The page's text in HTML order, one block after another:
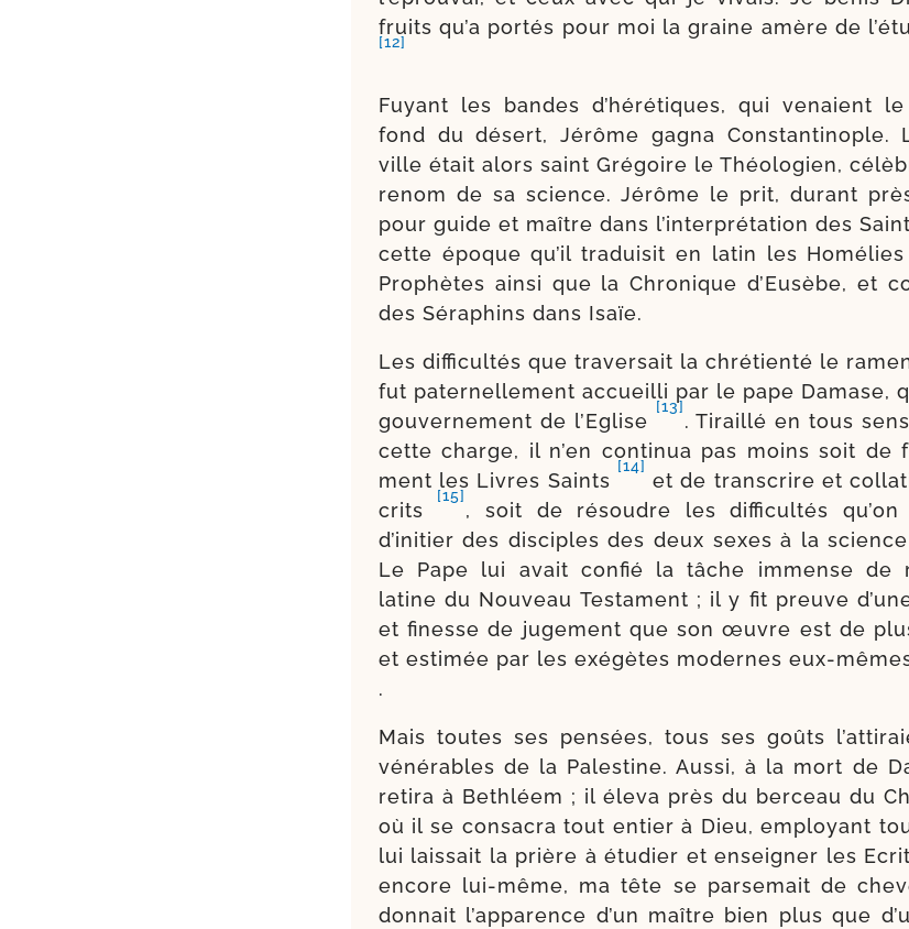
fruits qu’a por­tés pour moi la graine amère de
[12]
Fuyant les bandes d’hérétiques, qui venaient le
fond du désert, Jérôme gagna Constantinople.
ville était alors saint Grégoire le Théologien,
renom de sa science. Jérôme le prit, durant
pour guide et maître dans l’interprétation des
cette époque qu’il tra­dui­sit en latin les Homélies
Prophètes ain­si que la Chronique d’Eusèbe, et
des Séraphins dans Isaïe.
Les dif­fi­cul­tés que tra­ver­sait la chré­tien­té le
fut pater­nel­le­ment accueilli par le pape Damase,
gou­ver­ne­ment de l’Eglise
[13]
. Tiraillé en tous
cette charge, il n’en conti­nua pas moins soit de
ment les Livres Saints
[14]
et de trans­crire et
crits
[15]
, soit de résoudre les dif­fi­cul­tés
d’initier des dis­ciples des deux sexes à la
Le Pape lui avait confié la tâche immense de
latine du Nouveau Testament ; il y fit preuve
et finesse de juge­ment que son œuvre est de
et esti­mée par les exé­gètes modernes eux-​
.
Mais toutes ses pen­sées, tous ses goûts
véné­rables de la Palestine. Aussi, à la mort de
reti­ra à Bethléem ; il éle­va près du ber­ceau du
où il se consa­cra tout entier à Dieu, employant
lui lais­sait la prière à étu­dier et ensei­gner les
encore lui-​même, ma tête se par­se­mait de
don­nait l’apparence d’un maître bien plus que